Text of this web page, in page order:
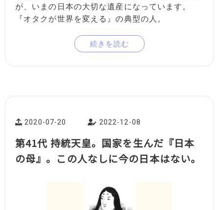
が、いまの日本の大切な遺産になっています。
『オタクが世界を変える』の典型の人。
続きを読む
2020-07-20 2022-12-08
第41代 持統天皇。国家を生んだ『日本
の母』。この人なしに今の日本はない。